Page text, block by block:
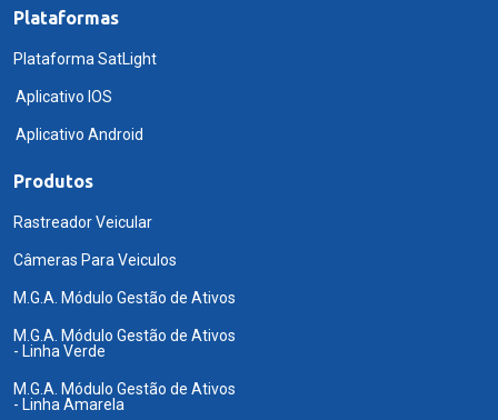
Plataformas
Plataforma SatLight
Aplicativo IOS
Aplicativo Android
Produtos
Rastreador Veicular
Câmeras Para Veiculos
M.G.A. Módulo Gestão de Ativos
M.G.A. Módulo Gestão de Ativos
- Linha Verde
M.G.A. Módulo Gestão de Ativos
- Linha Amarela